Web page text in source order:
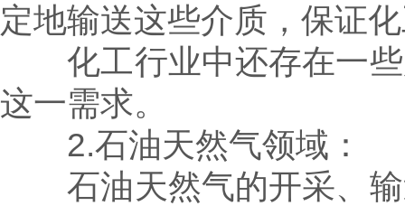
定地输送这些介质，保证
化工行业中还存在一些
这一需求。
2.石油天然气领域：
石油天然气的开采、输